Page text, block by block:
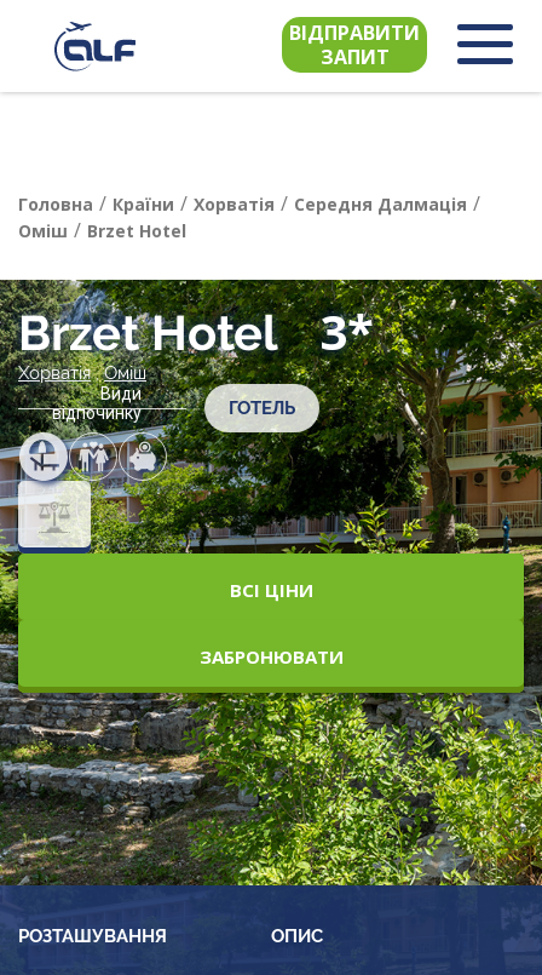
ВІДПРАВИТИ
ЗАПИТ
Головна / Країни / Хорватія / Середня Далмація /
Оміш / Brzet Hotel
РОЗТАШУВАННЯ ОПИС
Brzet Hotel 3*
Хорватія,Оміш
Види
відпочинку
ГОТЕЛЬ
ВСІ ЦІНИ
ЗАБРОНЮВАТИ